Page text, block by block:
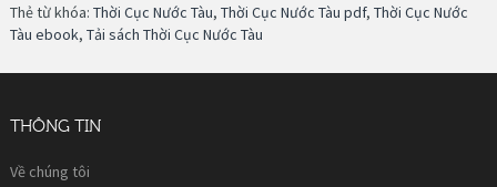
Thẻ từ khóa: Thời Cục Nước Tàu, Thời Cục Nước Tàu pdf, Thời Cục Nước
Tàu ebook, Tải sách Thời Cục Nước Tàu
THÔNG TIN
Về chúng tôi